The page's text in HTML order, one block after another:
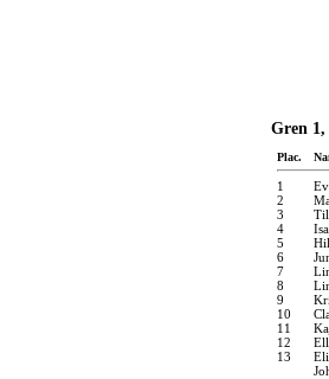
Gren 1,
Plac.
1
2
3
4
5
6
7
8
9
10
11
12
13